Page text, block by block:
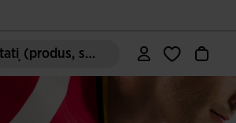
Căutați (produs, stil, zonă, etc.)